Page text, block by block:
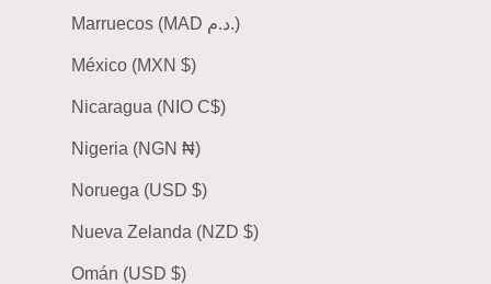
Marruecos (MAD د.م.)
México (MXN $)
Nicaragua (NIO C$)
Nigeria (NGN ₦)
Noruega (USD $)
Nueva Zelanda (NZD $)
Omán (USD $)